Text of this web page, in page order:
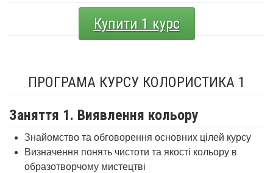
Купити 1 курс
ПРОГРАМА КУРСУ КОЛОРИСТИКА 1
Заняття 1. Виявлення кольору
Знайомство та обговорення основних цілей курсу
Визначення понять чистоти та якості кольору в
образотворчому мистецтві